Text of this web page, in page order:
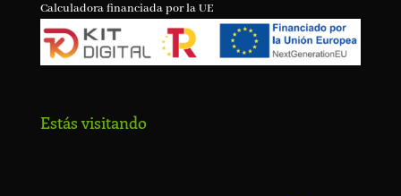
Calculadora financiada por la UE
Estás visitando